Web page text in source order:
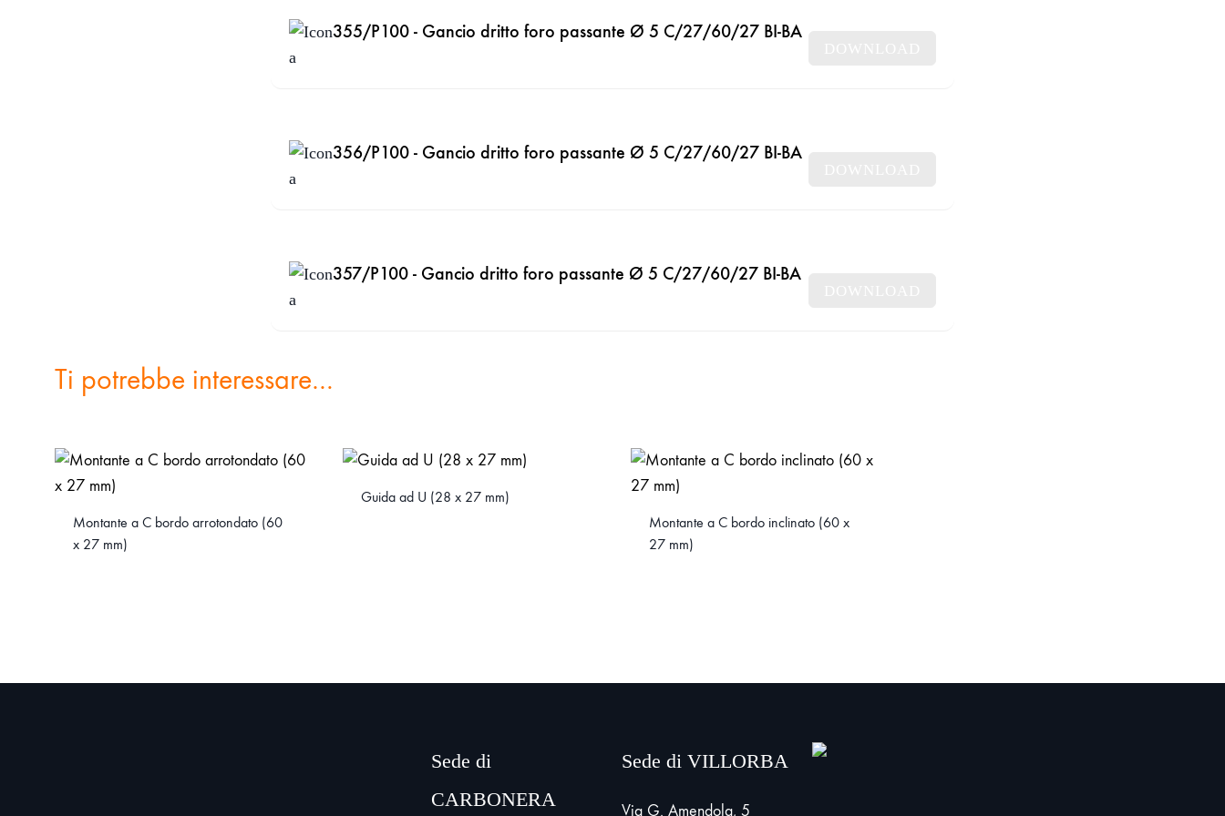
355/P100 - Gancio dritto foro passante Ø 5 C/27/60/27 BI-BA
356/P100 - Gancio dritto foro passante Ø 5 C/27/60/27 BI-BA
357/P100 - Gancio dritto foro passante Ø 5 C/27/60/27 BI-BA
Ti potrebbe interessare…
Montante a C bordo arrotondato (60
x 27 mm)
Guida ad U (28 x 27 mm)
Montante a C bordo inclinato (60 x
27 mm)
Sede di
CARBONERA
Sede di VILLORBA
Via G. Amendola, 5